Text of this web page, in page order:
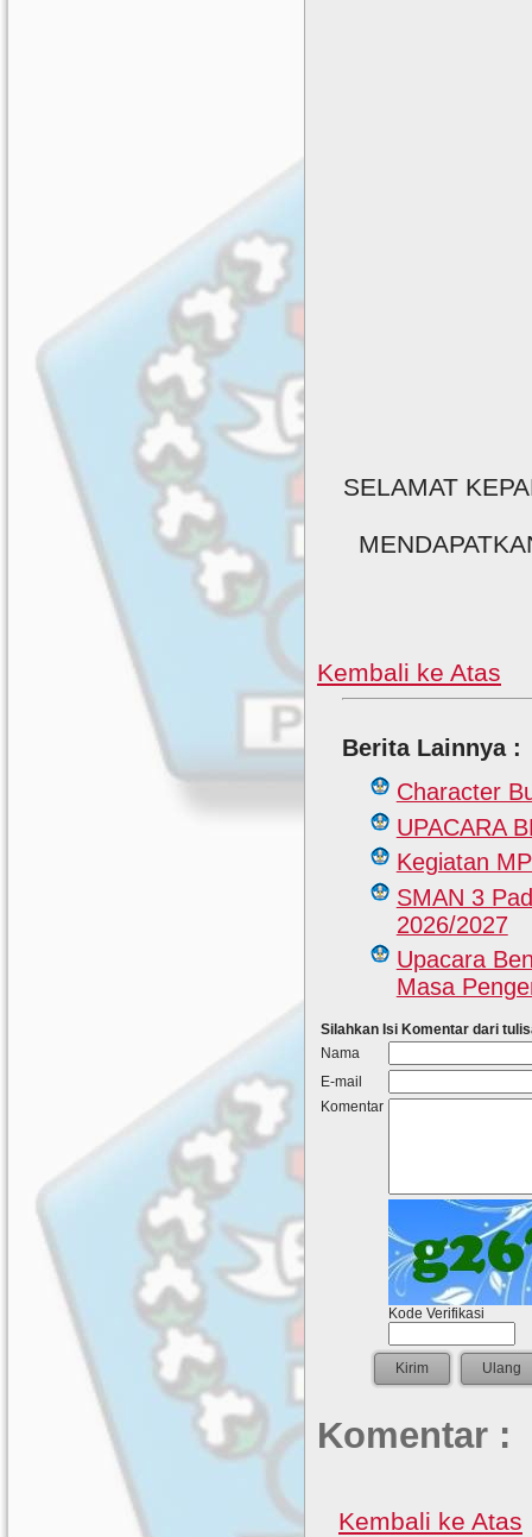
SELAMAT
Kembali ke Atas
Berita Lainnya :
Character
UPACARA
Kegiatan
SMAN 3
2026/2027
Upacara
Masa
Silahkan Isi Komentar dari
Nama
E-mail
Komentar
Kode Verifikasi
Komentar :
Kembali ke Atas